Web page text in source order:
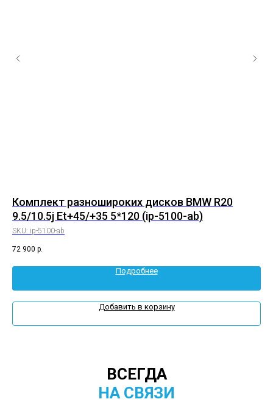
Комплект разношироких дисков BMW R20
9.5/10.5j Et+45/+35 5*120 (ip-5100-ab)
SKU: ip-5100-ab
72 900 р.
Подробнее
Добавить в корзину
ВСЕГДА
НА СВЯЗИ